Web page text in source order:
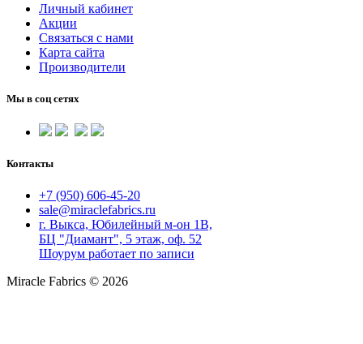
Личный кабинет
Акции
Связаться с нами
Карта сайта
Производители
Мы в соц сетях
Контакты
+7 (950) 606-45-20
sale@miraclefabrics.ru
г. Выкса, Юбилейный м-он 1В,
БЦ "Диамант", 5 этаж, оф. 52
Шоурум работает по записи
Miracle Fabrics © 2026